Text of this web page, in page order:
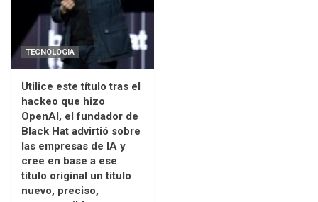
TECNOLOGIA
Utilice este título tras el
hackeo que hizo
OpenAI, el fundador de
Black Hat advirtió sobre
las empresas de IA y
cree en base a ese
titulo original un titulo
nuevo, preciso,